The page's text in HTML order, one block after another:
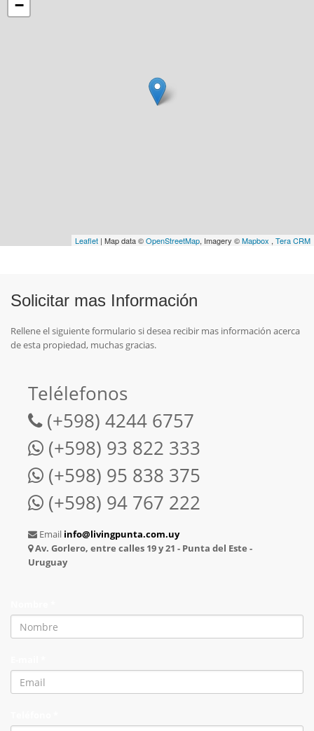
−
Leaflet | Map data ©OpenStreetMap, Imagery ©Mapbox , Tera CRM
Solicitar mas Información
Rellene el siguiente formulario si desea recibir mas información acerca
de esta propiedad, muchas gracias.
Telélefonos
(+598) 4244 6757
(+598) 93 822 333
(+598) 95 838 375
(+598) 94 767 222
Email info@livingpunta.com.uy
Av. Gorlero, entre calles 19 y 21 - Punta del Este -
Uruguay